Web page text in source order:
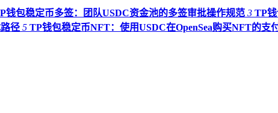
钱包稳定币多签：团队USDC资金池的多签审批操作规范 3 TP
径 5 TP钱包稳定币NFT：使用USDC在OpenSea购买NFT的支